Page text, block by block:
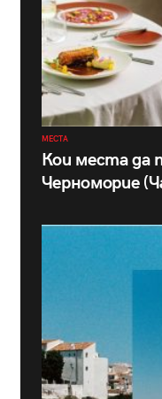
МЕСТА
Кои места
Черноморие